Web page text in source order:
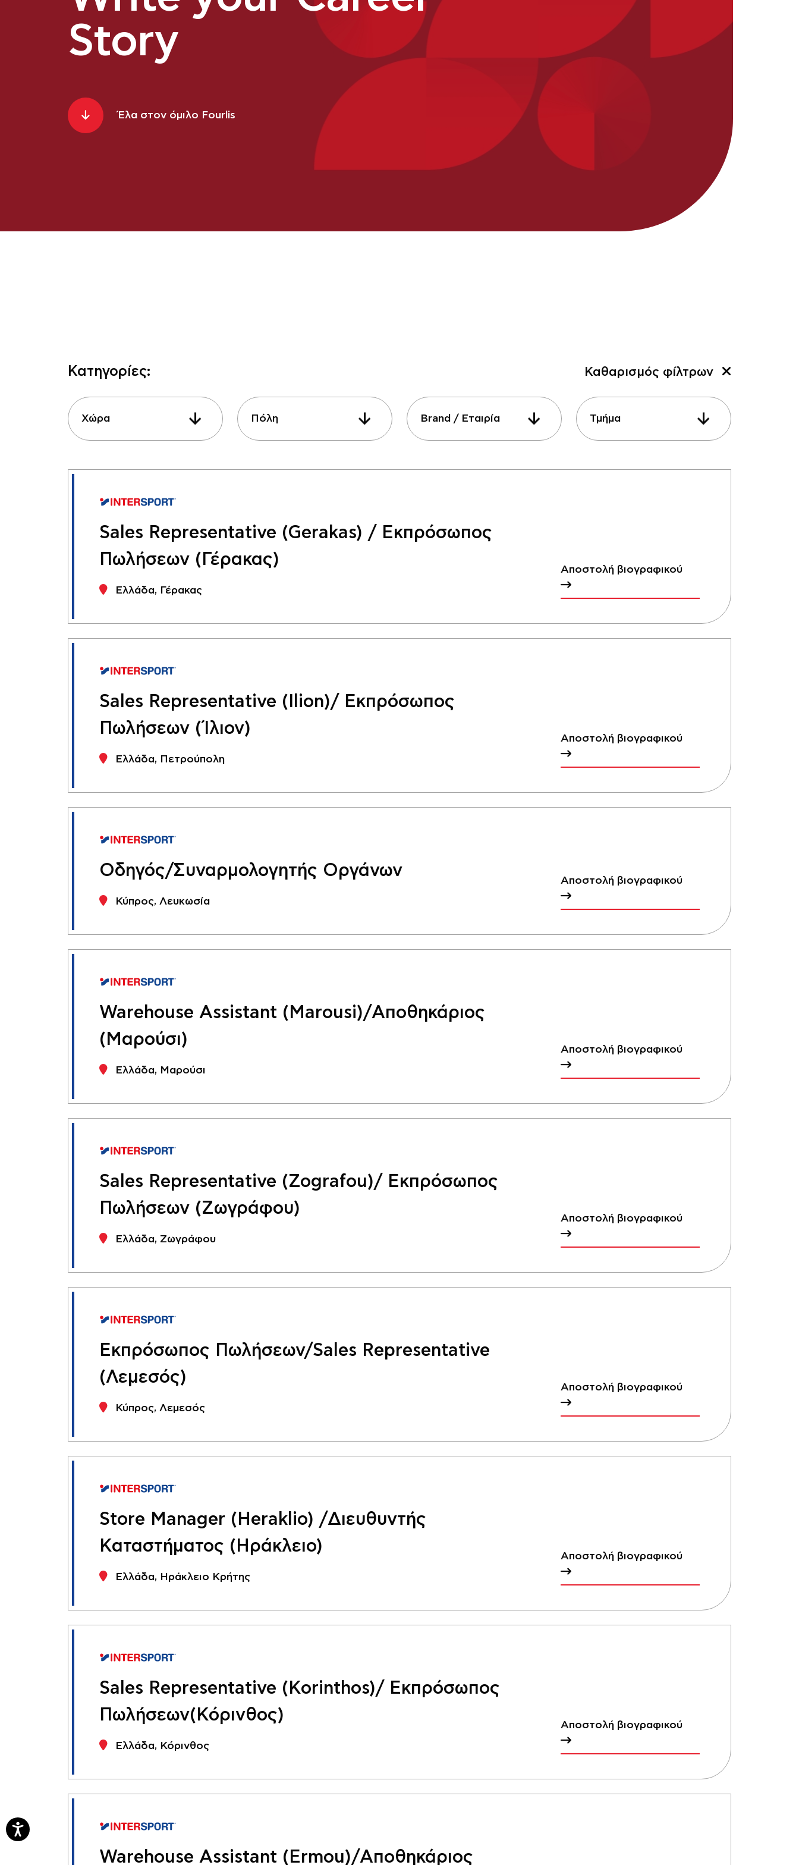
Story
Έλα στον όμιλο Fourlis
Κατηγορίες: Καθαρισμός φίλτρων
Χώρα Πόλη Brand / Εταιρία Τμήμα
Sales Representative (Gerakas) / Εκπρόσωπος
Πωλήσεων (Γέρακας)
Ελλάδα, Γέρακας
Αποστολή βιογραφικού
Sales Representative (Ilion)/ Εκπρόσωπος
Πωλήσεων (Ίλιον)
Ελλάδα, Πετρούπολη
Αποστολή βιογραφικού
Οδηγός/Συναρμολογητής Οργάνων
Κύπρος, Λευκωσία
Αποστολή βιογραφικού
Warehouse Assistant (Marousi)/Αποθηκάριος
(Μαρούσι)
Ελλάδα, Μαρούσι
Αποστολή βιογραφικού
Sales Representative (Zografou)/ Εκπρόσωπος
Πωλήσεων (Ζωγράφου)
Ελλάδα, Ζωγράφου
Αποστολή βιογραφικού
Εκπρόσωπος Πωλήσεων/Sales Representative
(Λεμεσός)
Κύπρος, Λεμεσός
Αποστολή βιογραφικού
Store Manager (Heraklio) /Διευθυντής
Καταστήματος (Ηράκλειο)
Ελλάδα, Ηράκλειο Κρήτης
Αποστολή βιογραφικού
Sales Representative (Korinthos)/ Εκπρόσωπος
Πωλήσεων(Κόρινθος)
Ελλάδα, Κόρινθος
Αποστολή βιογραφικού
Warehouse Assistant (Ermou)/Αποθηκάριος